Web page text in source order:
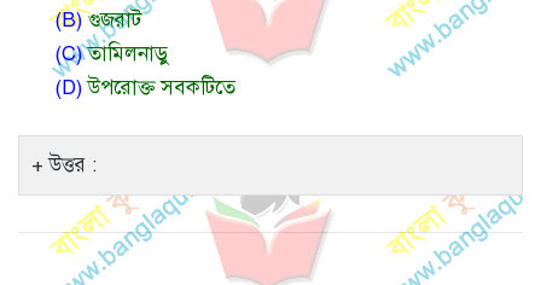
(B)গুজরাট
(C)তামিলনাড়ু
(D)উপরোক্ত সবকটিতে
উত্তর :